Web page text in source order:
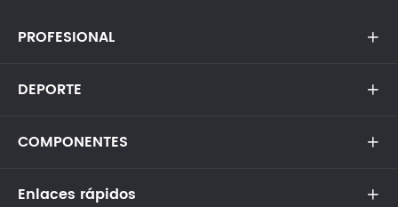
PROFESIONAL 
DEPORTE 
COMPONENTES 
Enlaces rápidos 